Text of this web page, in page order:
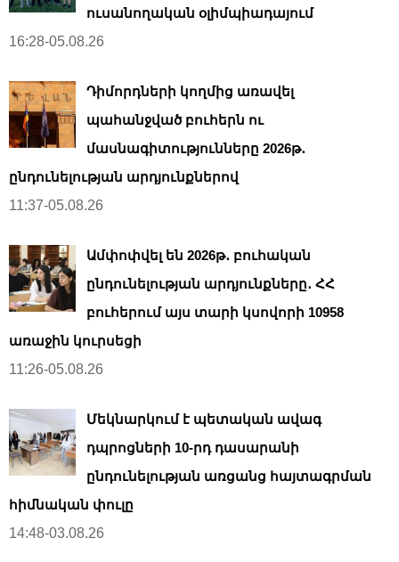
ուսանողական օլիմպիադայում
16:28-05.08.26
Դիմորդների կողմից առավել
պահանջված բուհերն ու
մասնագիտությունները 2026թ․
ընդունելության արդյունքներով
11:37-05.08.26
Ամփոփվել են 2026թ․ բուհական
ընդունելության արդյունքները․ ՀՀ
բուհերում այս տարի կսովորի 10958
առաջին կուրսեցի
11:26-05.08.26
Մեկնարկում է պետական ավագ
դպրոցների 10-րդ դասարանի
ընդունելության առցանց հայտագրման
հիմնական փուլը
14:48-03.08.26